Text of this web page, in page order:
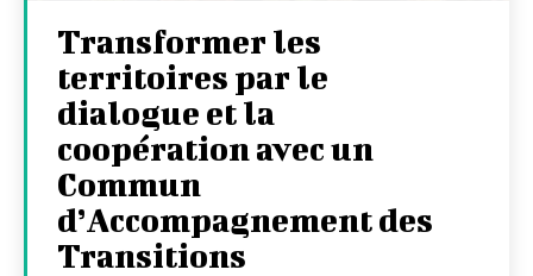
Transformer les
territoires par le
dialogue et la
coopération avec un
Commun
d’Accompagnement des
Transitions